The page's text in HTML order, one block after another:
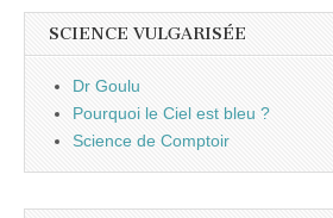
SCIENCE VULGARISÉE
Dr Goulu
Pourquoi le Ciel est bleu ?
Science de Comptoir